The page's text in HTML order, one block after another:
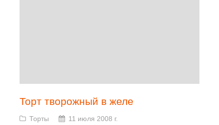
Торт творожный в желе
Торты 11 июля 2008 г.